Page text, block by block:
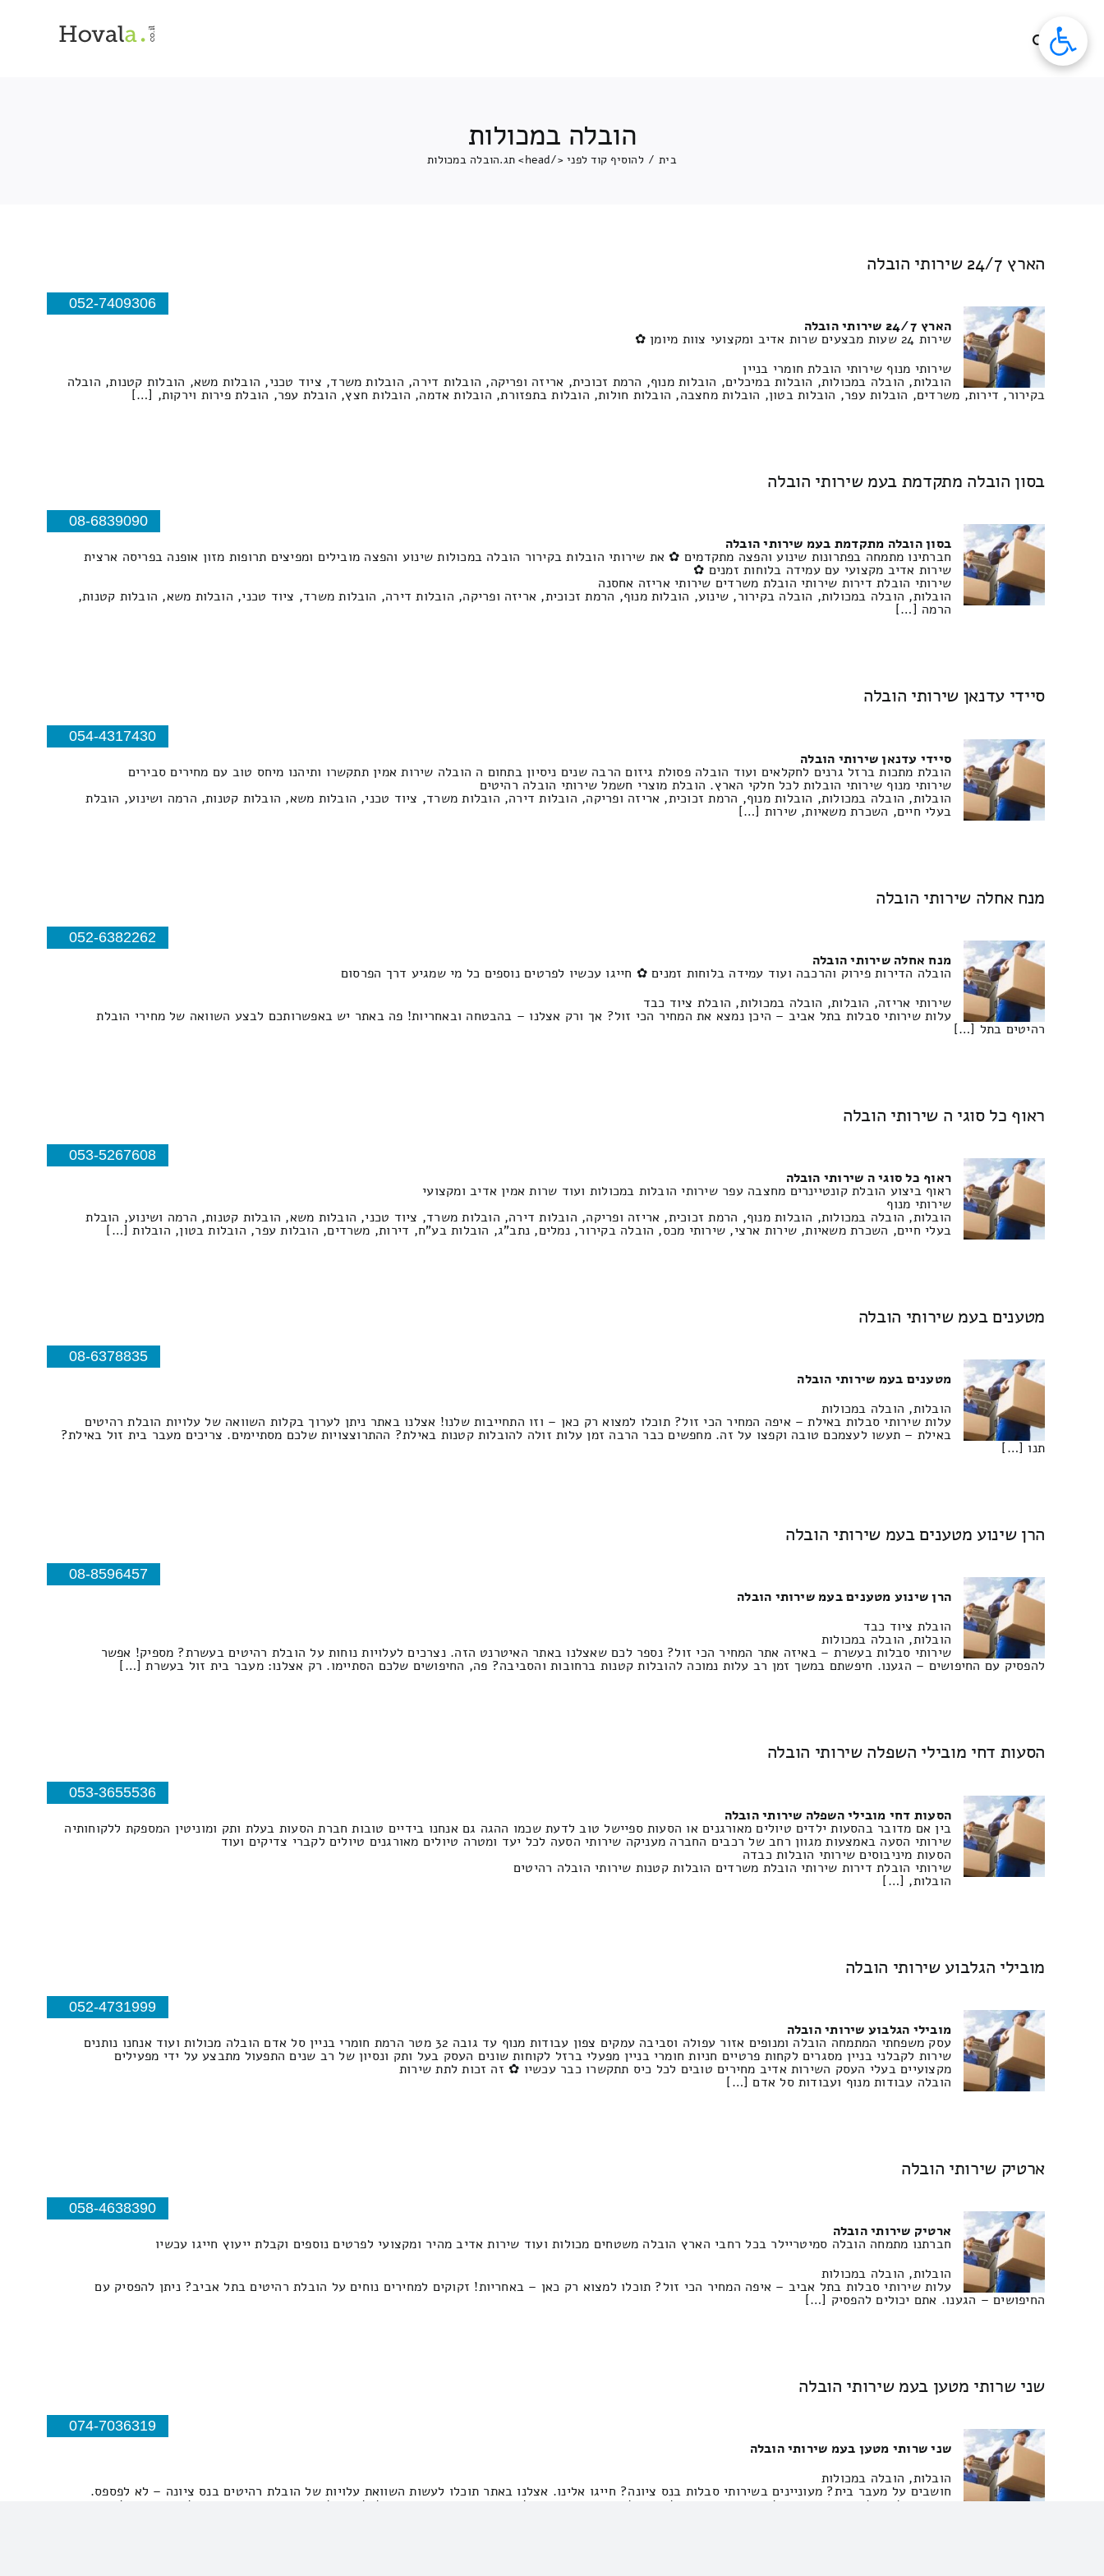
הובלה במכולות
בית / להוסיף קוד לפני </head> תג. הובלה במכולות
הארץ 24/7 שירותי הובלה
052-7409306
הארץ 24/7 שירותי הובלה
שירות 24 שעות מבצעים שרות אדיב ומקצועי צוות מיומן ✿
שירותי מנוף שירותי הובלת חומרי בניין
הובלות, הובלה במכולות, הובלות במיכלים, הובלות מנוף, הרמת זכוכית, אריזה ופריקה, הובלות דירה, הובלות משרד, ציוד טכני, הובלות משא, הובלות קטנות, הובלה
בקירור, דירות, משרדים, הובלות עפר, הובלות בטון, הובלות מחצבה, הובלות חולות, הובלות בתפזורת, הובלות אדמה, הובלות חצץ, הובלת עפר, הובלת פירות וירקות, […]
בסון הובלה מתקדמת בעמ שירותי הובלה
08-6839090
בסון הובלה מתקדמת בעמ שירותי הובלה
חברתינו מתמחה בפתרונות שינוע והפצה מתקדמים ✿ את שירותי הובלות בקירור הובלה במכולות שינוע והפצה מובילים ומפיצים תרופות מזון אופנה בפריסה ארצית
שירות אדיב מקצועי עם עמידה בלוחות זמנים ✿
שירותי הובלת דירות שירותי הובלת משרדים שירותי אריזה אחסנה
הובלות, הובלה במכולות, הובלה בקירור, שינוע, הובלות מנוף, הרמת זכוכית, אריזה ופריקה, הובלות דירה, הובלות משרד, ציוד טכני, הובלות משא, הובלות קטנות,
הרמה […]
סיידי עדנאן שירותי הובלה
054-4317430
סיידי עדנאן שירותי הובלה
הובלת מתכות ברזל גרנים לחקלאים ועוד הובלה פסולת גיזום הרבה שנים ניסיון בתחום ה הובלה שירות אמין תתקשרו ותיהנו מיחס טוב עם מחירים סבירים
שירותי מנוף שירותי הובלות לכל חלקי הארץ. הובלת מוצרי חשמל שירותי הובלה רהיטים
הובלות, הובלה במכולות, הובלות מנוף, הרמת זכוכית, אריזה ופריקה, הובלות דירה, הובלות משרד, ציוד טכני, הובלות משא, הובלות קטנות, הרמה ושינוע, הובלת
בעלי חיים, השכרת משאיות, שירות […]
מנח אחלה שירותי הובלה
052-6382262
מנח אחלה שירותי הובלה
הובלה הדירות פירוק והרכבה ועוד עמידה בלוחות זמנים ✿ חייגו עכשיו לפרטים נוספים כל מי שמגיע דרך הפרסום
שירותי אריזה, הובלות, הובלה במכולות, הובלת ציוד כבד
עלות שירותי סבלות בתל אביב – היכן נמצא את המחיר הכי זול? אך ורק אצלנו – בהבטחה ובאחריות! פה באתר יש באפשרותכם לבצע השוואה של מחירי הובלת
רהיטים בתל […]
ראוף כל סוגי ה שירותי הובלה
053-5267608
ראוף כל סוגי ה שירותי הובלה
ראוף ביצוע הובלת קונטיינרים מחצבה עפר שירותי הובלות במכולות ועוד שרות אמין אדיב ומקצועי
שירותי מנוף
הובלות, הובלה במכולות, הובלות מנוף, הרמת זכוכית, אריזה ופריקה, הובלות דירה, הובלות משרד, ציוד טכני, הובלות משא, הובלות קטנות, הרמה ושינוע, הובלת
בעלי חיים, השכרת משאיות, שירות ארצי, שירותי מכס, הובלה בקירור, נמלים, נתב"ג, הובלות בע"ח, דירות, משרדים, הובלות עפר, הובלות בטון, הובלות […]
מטענים בעמ שירותי הובלה
08-6378835
מטענים בעמ שירותי הובלה
הובלות, הובלה במכולות
עלות שירותי סבלות באילת – איפה המחיר הכי זול? תוכלו למצוא רק כאן – וזו התחייבות שלנו! אצלנו באתר ניתן לערוך בקלות השוואה של עלויות הובלת רהיטים
באילת – תעשו לעצמכם טובה וקפצו על זה. מחפשים כבר הרבה זמן עלות זולה להובלות קטנות באילת? ההתרוצצויות שלכם מסתיימים. צריכים מעבר בית זול באילת?
תנו […]
הרן שינוע מטענים בעמ שירותי הובלה
08-8596457
הרן שינוע מטענים בעמ שירותי הובלה
הובלת ציוד כבד
הובלות, הובלה במכולות
שירותי סבלות בעשרת – באיזה אתר המחיר הכי זול? נספר לכם שאצלנו באתר האיטרנט הזה. נצרכים לעלויות נוחות על הובלת רהיטים בעשרת? מספיק! אפשר
להפסיק עם החיפושים – הגענו. חיפשתם במשך זמן רב עלות נמוכה להובלות קטנות ברחובות והסביבה? פה, החיפושים שלכם הסתיימו. רק אצלנו: מעבר בית זול בעשרת […]
הסעות דחי מובילי השפלה שירותי הובלה
053-3655536
הסעות דחי מובילי השפלה שירותי הובלה
בין אם מדובר בהסעות ילדים טיולים מאורגנים או הסעות ספיישל טוב לדעת שכמו ההגה גם אנחנו בידיים טובות חברת הסעות בעלת ותק ומוניטין המספקת ללקוחותיה
שירותי הסעה באמצעות מגוון רחב של רכבים החברה מעניקה שירותי הסעה לכל יעד ומטרה טיולים מאורגנים טיולים לקברי צדיקים ועוד
הסעות מיניבוסים שירותי הובלות כבדה
שירותי הובלת דירות שירותי הובלת משרדים הובלות קטנות שירותי הובלה רהיטים
הובלות, […]
מובילי הגלבוע שירותי הובלה
052-4731999
מובילי הגלבוע שירותי הובלה
עסק משפחתי המתמחה הובלה ומנופים אזור עפולה וסביבה עמקים צפון עבודות מנוף עד גובה 32 מטר הרמת חומרי בניין סל אדם הובלה מכולות ועוד אנחנו נותנים
שירות לקבלני בניין מסגרים לקחות פרטיים חניות חומרי בניין מפעלי ברזל לקוחות שונים העסק בעל ותק ונסיון של רב שנים התפעול מתבצע על ידי מפעילים
מקצועיים בעלי העסק השירות אדיב מחירים טובים לכל כיס תתקשרו כבר עכשיו ✿ זה זכות לתת שירות
הובלה עבודות מנוף ועבודות סל אדם […]
ארטיק שירותי הובלה
058-4638390
ארטיק שירותי הובלה
חברתנו מתמחה הובלה סמיטריילר בכל רחבי הארץ הובלה משטחים מכולות ועוד שירות אדיב מהיר ומקצועי לפרטים נוספים וקבלת ייעוץ חייגו עכשיו
הובלות, הובלה במכולות
עלות שירותי סבלות בתל אביב – איפה המחיר הכי זול? תוכלו למצוא רק כאן – באחריות! זקוקים למחירים נוחים על הובלת רהיטים בתל אביב? ניתן להפסיק עם
החיפושים – הגענו. אתם יכולים להפסיק […]
שני שרותי מטען בעמ שירותי הובלה
074-7036319
שני שרותי מטען בעמ שירותי הובלה
הובלות, הובלה במכולות
חושבים על מעבר בית? מעוניינים בשירותי סבלות בנס ציונה? חייגו אלינו. אצלנו באתר תוכלו לעשות השוואת עלויות של הובלת רהיטים בנס ציונה – לא לפספס.
תמחור של הובלת דירה בראשון לציון והסביבה – עלות הובלות קטנות בראשון לציון והסביבה – התשובות לכל השאלות באתרנו. מעבר בית זול בנס ציונה לא צריך